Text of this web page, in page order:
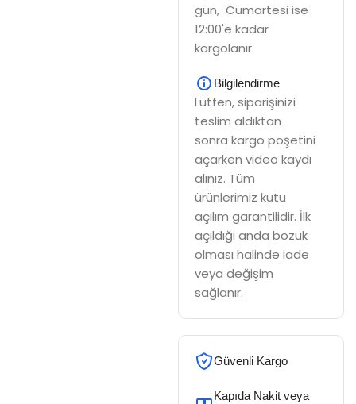
gün, Cumartesi ise
12:00'e kadar
kargolanır.
Bilgilendirme
Lütfen, siparişinizi
teslim aldıktan
sonra kargo poşetini
açarken video kaydı
alınız. Tüm
ürünlerimiz kutu
açılım garantilidir. İlk
açıldığı anda bozuk
olması halinde iade
veya değişim
sağlanır.
Güvenli Kargo
Kapıda Nakit veya